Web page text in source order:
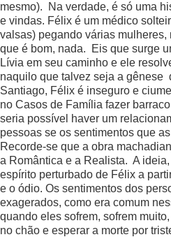
mesmo). Na verdade, é só uma
e vindas. Félix é um médico
valsas) pegando várias
que é bom, nada. Eis que surge
Lívia em seu caminho e ele
naquilo que talvez seja a gênese
Santiago, Félix é inseguro e
no Casos de Família fazer
seria possível haver um
pessoas se os sentimentos que
Recorde-se que a obra
a Romântica e a Realista. A
espírito perturbado de Félix a
e o ódio. Os sentimentos dos
exagerados, como era comum
quando eles sofrem, sofrem
no chão e esperar a morte por